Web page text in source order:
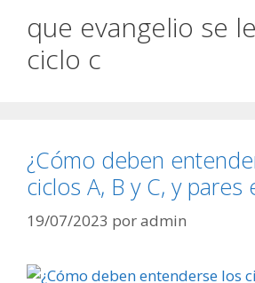
que evangelio se
ciclo c
¿Cómo deben
ciclos A, B y C, y pares
19/07/2023 poradmin